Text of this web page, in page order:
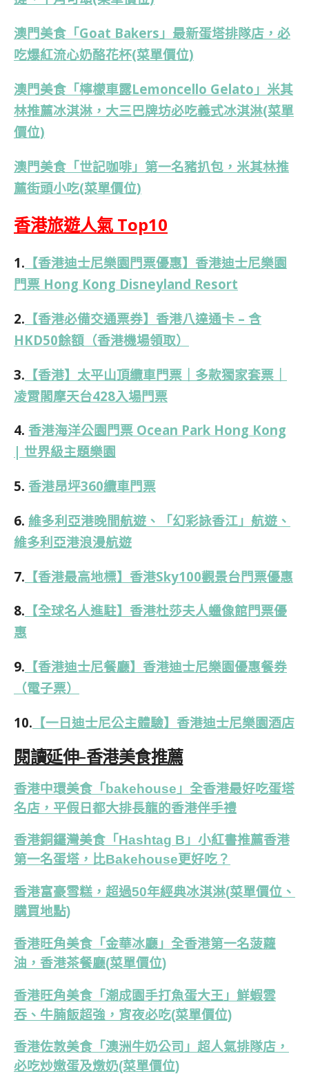
澳門美食「Goat Bakers」最新蛋塔排隊店，必
吃爆紅流心奶酪花杯(菜單價位)
澳門美食「檸檬車露Lemoncello Gelato」米其
林推薦冰淇淋，大三巴牌坊必吃義式冰淇淋(菜單
價位)
澳門美食「世記咖啡」第一名豬扒包，米其林推
薦街頭小吃(菜單價位)
香港旅遊人氣 Top10
1. 【香港迪士尼樂園門票優惠】香港迪士尼樂園
門票 Hong Kong Disneyland Resort
2. 【香港必備交通票券】香港八達通卡 – 含
HKD50餘額（香港機場領取）
3. 【香港】太平山頂纜車門票｜多款獨家套票｜
凌霄閣摩天台428入場門票
4. 香港海洋公園門票 Ocean Park Hong Kong
| 世界級主題樂園
5. 香港昂坪360纜車門票
6. 維多利亞港晚間航遊、「幻彩詠香江」航遊、
維多利亞港浪漫航遊
7. 【香港最高地標】香港Sky100觀景台門票優惠
8. 【全球名人進駐】香港杜莎夫人蠟像館門票優
惠
9. 【香港迪士尼餐廳】香港迪士尼樂園優惠餐券
（電子票）
10. 【一日迪士尼公主體驗】香港迪士尼樂園酒店
閱讀延伸-香港美食推薦
香港中環美食「bakehouse」全香港最好吃蛋塔
名店，平假日都大排長龍的香港伴手禮
香港銅鑼灣美食「Hashtag B」小紅書推薦香港
第一名蛋塔，比Bakehouse更好吃？
香港富豪雪糕，超過50年經典冰淇淋(菜單價位、
購買地點)
香港旺角美食「金華冰廳」全香港第一名菠蘿
油，香港茶餐廳(菜單價位)
香港旺角美食「潮成園手打魚蛋大王」鮮蝦雲
吞、牛腩飯超強，宵夜必吃(菜單價位)
香港佐敦美食「澳洲牛奶公司」超人氣排隊店，
必吃炒嫩蛋及燉奶(菜單價位)